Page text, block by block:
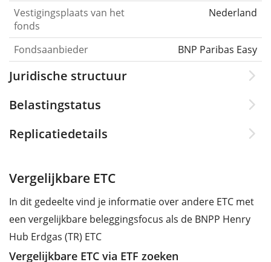
Vestigingsplaats van het
fonds
Nederland
Fondsaanbieder BNP Paribas Easy
Juridische structuur
Belastingstatus
Replicatiedetails
Vergelijkbare ETC
In dit gedeelte vind je informatie over andere ETC met
een vergelijkbare beleggingsfocus als de BNPP Henry
Hub Erdgas (TR) ETC
Vergelijkbare ETC via ETF zoeken